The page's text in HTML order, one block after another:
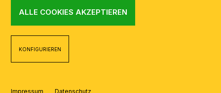
ALLE COOKIES AKZEPTIEREN
KONFIGURIEREN
Impressum Datenschutz